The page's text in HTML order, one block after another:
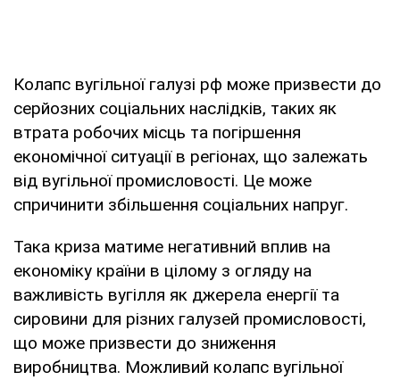
Колапс вугільної галузі рф може призвести до
серйозних соціальних наслідків, таких як
втрата робочих місць та погіршення
економічної ситуації в регіонах, що залежать
від вугільної промисловості. Це може
спричинити збільшення соціальних напруг.
Така криза матиме негативний вплив на
економіку країни в цілому з огляду на
важливість вугілля як джерела енергії та
сировини для різних галузей промисловості,
що може призвести до зниження
виробництва. Можливий колапс вугільної